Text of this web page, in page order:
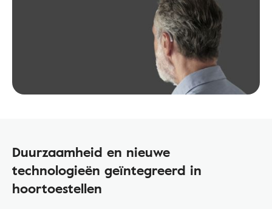
Duurzaamheid en nieuwe
technologieën geïntegreerd in
hoortoestellen